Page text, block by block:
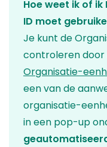
Hoe weet ik of
ID moet
Je kunt de
controleren door
Organisatie-
een van de
organisatie-
in een pop-up